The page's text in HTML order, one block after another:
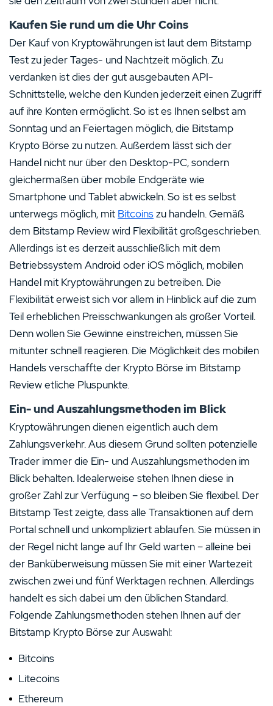
Kaufen Sie rund um die Uhr Coins
Der Kauf von Kryptowährungen ist laut dem Bitstamp
Test zu jeder Tages- und Nachtzeit möglich. Zu
verdanken ist dies der gut ausgebauten API-
Schnittstelle, welche den Kunden jederzeit einen Zugriff
auf ihre Konten ermöglicht. So ist es Ihnen selbst am
Sonntag und an Feiertagen möglich, die Bitstamp
Krypto Börse zu nutzen. Außerdem lässt sich der
Handel nicht nur über den Desktop-PC, sondern
gleichermaßen über mobile Endgeräte wie
Smartphone und Tablet abwickeln. So ist es selbst
unterwegs möglich, mit Bitcoinszu handeln. Gemäß
dem Bitstamp Review wird Flexibilität großgeschrieben.
Allerdings ist es derzeit ausschließlich mit dem
Betriebssystem Android oder iOS möglich, mobilen
Handel mit Kryptowährungen zu betreiben. Die
Flexibilität erweist sich vor allem in Hinblick auf die zum
Teil erheblichen Preisschwankungen als großer Vorteil.
Denn wollen Sie Gewinne einstreichen, müssen Sie
mitunter schnell reagieren. Die Möglichkeit des mobilen
Handels verschaffte der Krypto Börse im Bitstamp
Review etliche Pluspunkte.
Ein- und Auszahlungsmethoden im Blick
Kryptowährungen dienen eigentlich auch dem
Zahlungsverkehr. Aus diesem Grund sollten potenzielle
Trader immer die Ein- und Auszahlungsmethoden im
Blick behalten. Idealerweise stehen Ihnen diese in
großer Zahl zur Verfügung – so bleiben Sie flexibel. Der
Bitstamp Test zeigte, dass alle Transaktionen auf dem
Portal schnell und unkompliziert ablaufen. Sie müssen in
der Regel nicht lange auf Ihr Geld warten – alleine bei
der Banküberweisung müssen Sie mit einer Wartezeit
zwischen zwei und fünf Werktagen rechnen. Allerdings
handelt es sich dabei um den üblichen Standard.
Folgende Zahlungsmethoden stehen Ihnen auf der
Bitstamp Krypto Börse zur Auswahl:
Bitcoins
Litecoins
Ethereum